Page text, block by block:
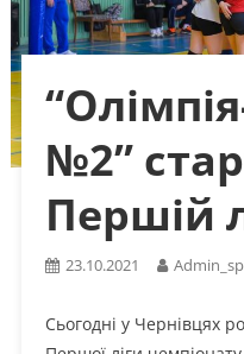
№2”
Першій
23.10.2021
Сьогодні у Чернівцях